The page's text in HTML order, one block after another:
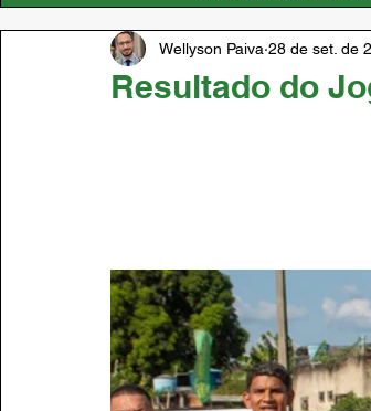
Resultado do
Wellyson Paiva 28 de set. de